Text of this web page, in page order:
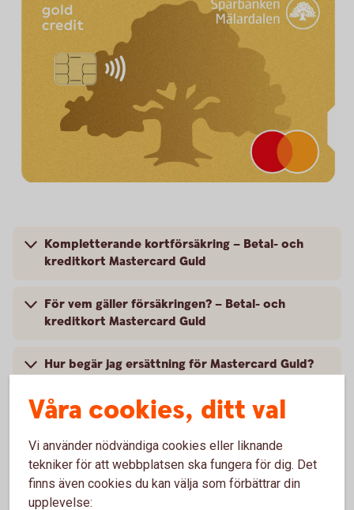
Kompletterande kortförsäkring – Betal- och
kreditkort Mastercard Guld
För vem gäller försäkringen? – Betal- och
kreditkort Mastercard Guld
Hur begär jag ersättning för Mastercard Guld?
Försäkringsvillkor Betal och kreditkort
Mastercard Guld
Våra cookies, ditt val
Vi använder nödvändiga cookies eller liknande
tekniker för att webbplatsen ska fungera för dig. Det
finns även cookies du kan välja som förbättrar din
upplevelse: